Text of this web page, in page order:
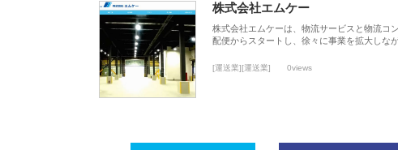
株式会社エムケー
株式会社エムケーは、物流サービスと物流コ
配便からスタートし、徐々に事業を拡大しな
[運送業][運送業] 0views